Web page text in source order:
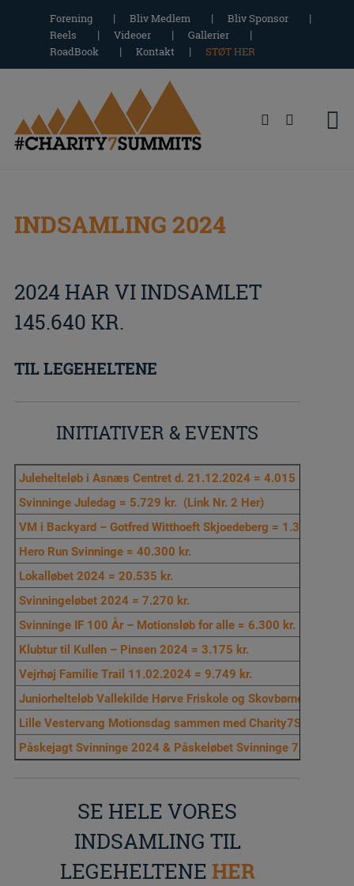
Forening Bliv Medlem
Bliv Sponsor
Reels
Videoer
Gallerier
RoadBook
Kontakt STØT HER
INDSAMLING 2024
2024 HAR VI INDSAMLET
145.640 KR.
TIL LEGEHELTENE
INITIATIVER & EVENTS
Julehelteløb i Asnæs Centret d. 21.12.2024 = 4.015 kr.
Svinninge Juledag = 5.729 kr. (Link Nr. 2 Her)
VM i Backyard – Gotfred Witthoeft Skjoedeberg = 1.300 kr.
Hero Run Svinninge = 40.300 kr.
Lokalløbet 2024 = 20.535 kr.
Svinningeløbet 2024 = 7.270 kr.
Svinninge IF 100 År – Motionsløb for alle = 6.300 kr.
Klubtur til Kullen – Pinsen 2024 = 3.175 kr.
Vejrhøj Familie Trail 11.02.2024 = 9.749 kr.
Juniorhelteløb Vallekilde Hørve Friskole og Skovbørnehave
Lille Vestervang Motionsdag sammen med Charity7Summits
Påskejagt Svinninge 2024 & Påskeløbet Svinninge 7/14/21.1
SE HELE VORES
INDSAMLING TIL
LEGEHELTENE HER